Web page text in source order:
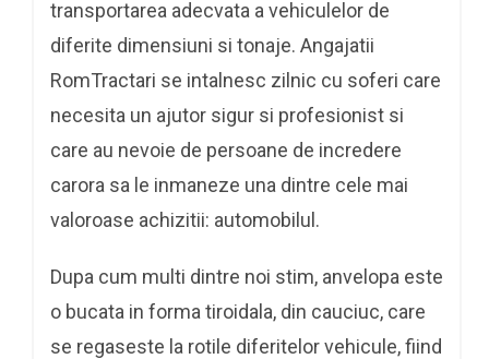
transportarea adecvata a vehiculelor de
diferite dimensiuni si tonaje. Angajatii
RomTractari se intalnesc zilnic cu soferi care
necesita un ajutor sigur si profesionist si
care au nevoie de persoane de incredere
carora sa le inmaneze una dintre cele mai
valoroase achizitii: automobilul.
Dupa cum multi dintre noi stim, anvelopa este
o bucata in forma tiroidala, din cauciuc, care
se regaseste la rotile diferitelor vehicule, fiind